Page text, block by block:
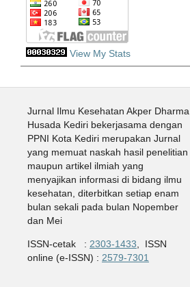
View My Stats
Jurnal Ilmu Kesehatan Akper Dharma
Husada Kediri bekerjasama dengan
PPNI Kota Kediri merupakan Jurnal
yang memuat naskah hasil penelitian
maupun artikel ilmiah yang
menyajikan informasi di bidang ilmu
kesehatan, diterbitkan setiap enam
bulan sekali pada bulan Nopember
dan Mei
ISSN-cetak : 2303-1433, ISSN
online (e-ISSN) : 2579-7301